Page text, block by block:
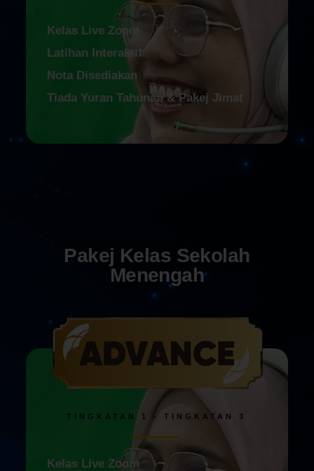
Kelas Live Zoom
Latihan Interaktif
Nota Disediakan
Tiada Yuran Tahunan & Pakej Jimat
Pakej Kelas Sekolah
Menengah
TINGKATAN 1 - TINGKATAN 3
Kelas Live Zoom